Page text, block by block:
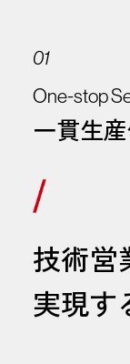
01
One-stop
一貫生
技術営
実現す